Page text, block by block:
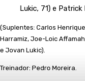
Lukic, 71) e
(Suplentes: Carlos
Harramiz, Joe-Loic
e Jovan Lukic).
Treinador: Pedro Moreira.